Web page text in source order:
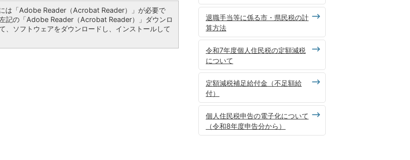
は「Adobe Reader（Acrobat Reader）」が必要で
記の「Adobe Reader（Acrobat Reader）」ダウンロ
、ソフトウェアをダウンロードし、インストールして
退職手当等に係る市・県民税の計
算方法
令和7年度個人住民税の定額減税
について
定額減税補足給付金（不足額給
付）
個人住民税申告の電子化について
（令和8年度申告分から）